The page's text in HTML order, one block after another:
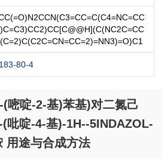
80-4
嘧啶-2-基)苯基)对二氮己
吡啶-4-基)-1H--5INDAZOL-
用途与合成方法